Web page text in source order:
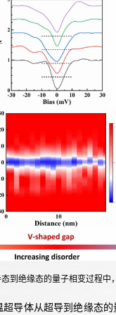
到绝缘态的量子相变过程中
导体从超导到绝缘态